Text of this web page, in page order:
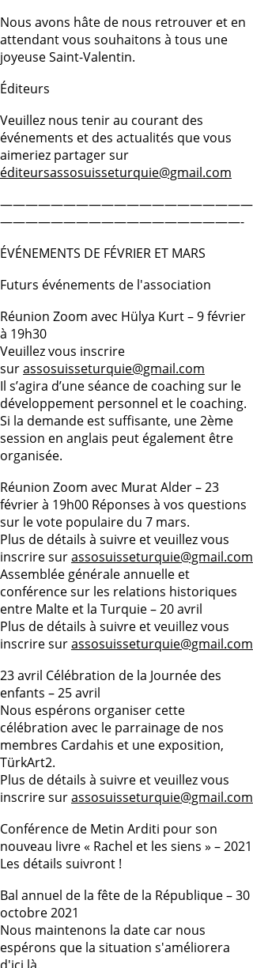
Nous avons hâte de nous retrouver et en
attendant vous souhaitons à tous une
joyeuse Saint-Valentin.
Éditeurs
Veuillez nous tenir au courant des
événements et des actualités que vous
aimeriez partager sur
éditeursassosuisseturquie@gmail.com
————————————————————
———————————————————-
ÉVÉNEMENTS DE FÉVRIER ET MARS
Futurs événements de l'association
Réunion Zoom avec Hülya Kurt – 9 février
à 19h30
Veuillez vous inscrire
surassosuisseturquie@gmail.com
Il s’agira d’une séance de coaching sur le
développement personnel et le coaching.
Si la demande est suffisante, une 2ème
session en anglais peut également être
organisée.
Réunion Zoom avec Murat Alder – 23
février à 19h00 Réponses à vos questions
sur le vote populaire du 7 mars.
Plus de détails à suivre et veuillez vous
inscrire surassosuisseturquie@gmail.com
Assemblée générale annuelle et
conférence sur les relations historiques
entre Malte et la Turquie – 20 avril
Plus de détails à suivre et veuillez vous
inscrire surassosuisseturquie@gmail.com
23 avril Célébration de la Journée des
enfants – 25 avril
Nous espérons organiser cette
célébration avec le parrainage de nos
membres Cardahis et une exposition,
TürkArt2.
Plus de détails à suivre et veuillez vous
inscrire surassosuisseturquie@gmail.com
Conférence de Metin Arditi pour son
nouveau livre « Rachel et les siens » – 2021
Les détails suivront !
Bal annuel de la fête de la République – 30
octobre 2021
Nous maintenons la date car nous
espérons que la situation s'améliorera
d'ici là.